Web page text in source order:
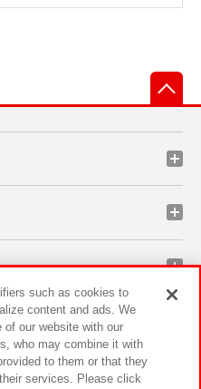
such as cookies to
content and ads. We
of our website with our
who may combine it with
to them or that they
services. Please click